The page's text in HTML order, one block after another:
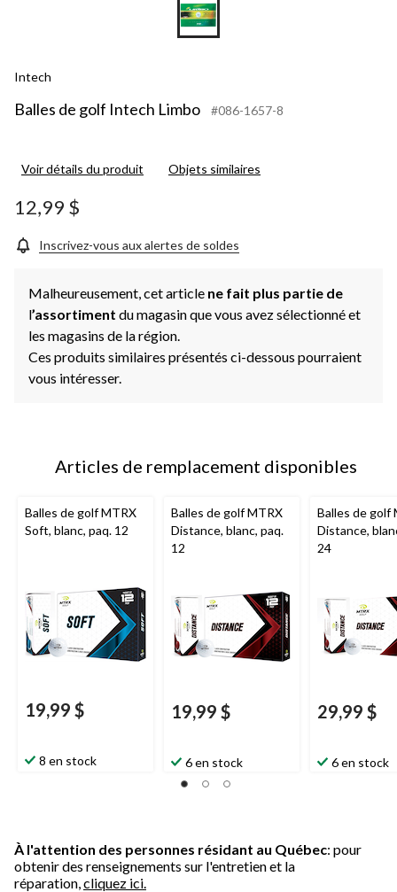
Intech
Balles de golf Intech Limbo #086-1657-8
Voir détails du produit Objets similaires
12,99 $
Inscrivez-vous aux alertes de soldes
Malheureusement, cet article ne fait plus partie de
l’assortiment du magasin que vous avez sélectionné et
les magasins de la région.
Ces produits similaires présentés ci-dessous pourraient
vous intéresser.
Articles de remplacement disponibles
Balles de golf MTRX
Soft, blanc, paq. 12
19,99 $
8 en stock
Balles de golf MTRX
Distance, blanc, paq.
12
19,99 $
6 en stock
Balles de golf
Distance,
24
29,99 $
6 en stock
À l'attention des personnes résidant au Québec: pour
obtenir des renseignements sur l'entretien et la
réparation, cliquez ici.